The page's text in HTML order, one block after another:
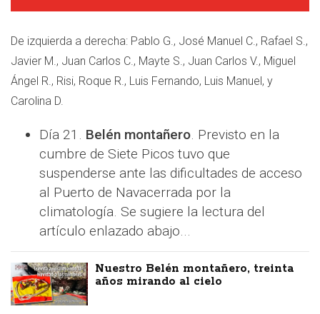
De izquierda a derecha: Pablo G., José Manuel C., Rafael S.,
Javier M., Juan Carlos C., Mayte S., Juan Carlos V., Miguel
Ángel R., Risi, Roque R., Luis Fernando, Luis Manuel, y
Carolina D.
Día 21. Belén montañero. Previsto en la
cumbre de Siete Picos tuvo que
suspenderse ante las dificultades de acceso
al Puerto de Navacerrada por la
climatología. Se sugiere la lectura del
artículo enlazado abajo...
Nuestro Belén montañero, treinta
años mirando al cielo